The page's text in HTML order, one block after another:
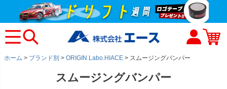
ホーム ブランド別 ORIGIN Labo.HIACE スムージングバンパー
スムージングバンパー